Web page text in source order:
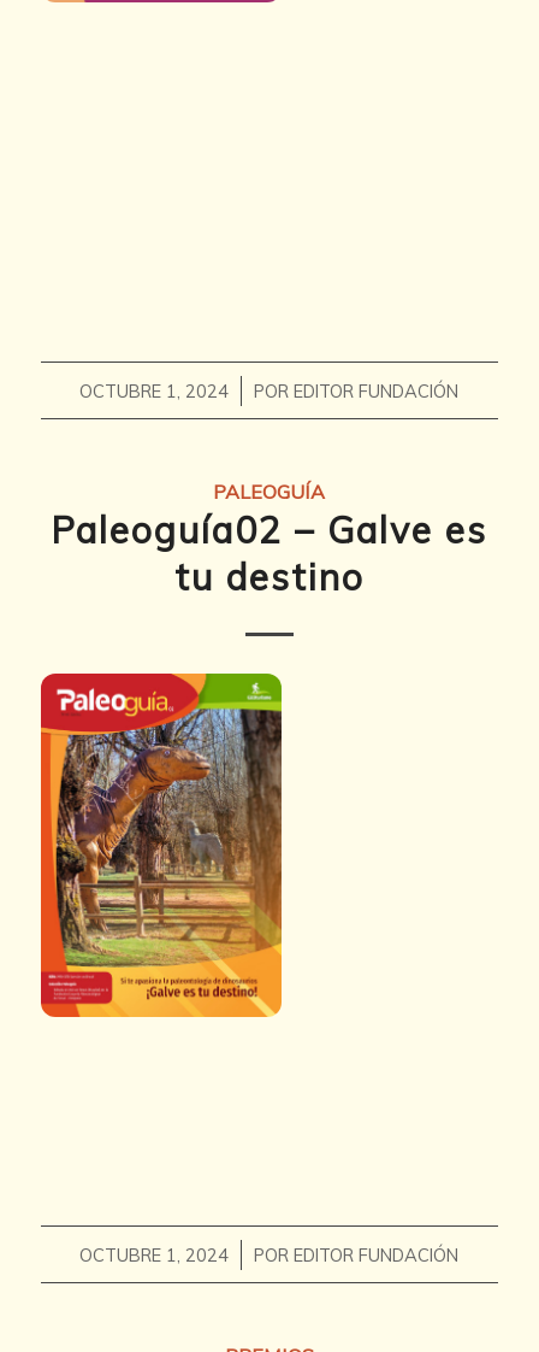
OCTUBRE 1, 2024
/ POREDITOR FUNDACIÓN
PALEOGUÍA
Paleoguía02 – Galve es
tu destino
OCTUBRE 1, 2024
/ POREDITOR FUNDACIÓN